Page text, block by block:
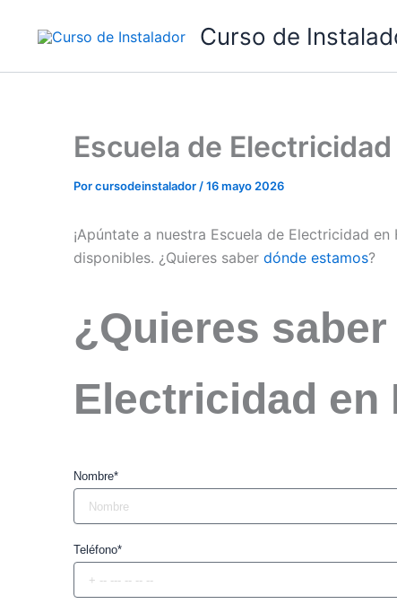
Curso de
Escuela de
Porcursodeinstalador /16 mayo 2026
¡Apúntate a nuestra Escuela de Electricidad
disponibles. ¿Quieres saber dónde estamos?
¿Quieres
Electricidad en
Nombre*
Teléfono*